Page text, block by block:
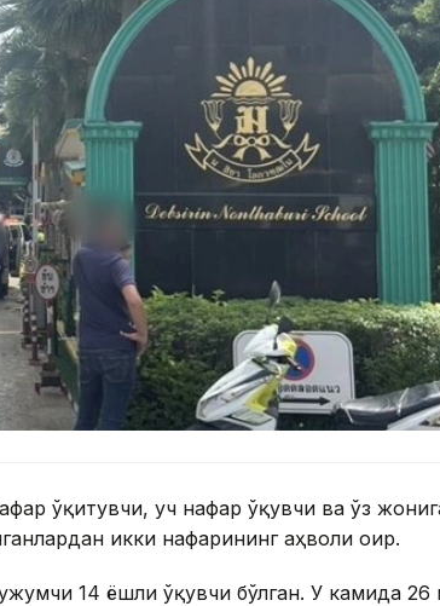
ўқитувчи, уч нафар ўқувчи ва ўз
икки нафарининг аҳволи оғир.
14 ёшли ўқувчи бўлган. У камида 26